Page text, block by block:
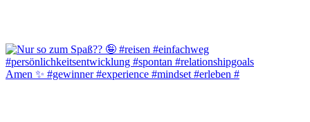
Amen ✨️ #gewinner #experience #mindset #erleben #